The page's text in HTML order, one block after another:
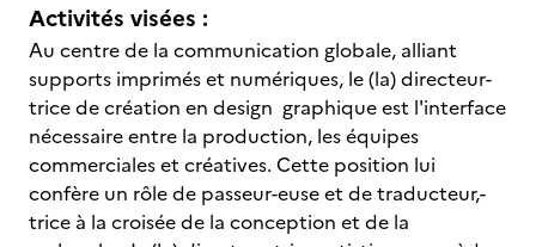
Activités visées :
Au centre de la communication globale, alliant
supports imprimés et numériques, le (la) directeur-
trice de création en design graphique est l'interface
nécessaire entre la production, les équipes
commerciales et créatives. Cette position lui
confère un rôle de passeur-euse et de traducteur,-
trice à la croisée de la conception et de la